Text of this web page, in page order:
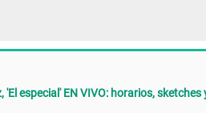
'El especial' EN VIVO: horarios,